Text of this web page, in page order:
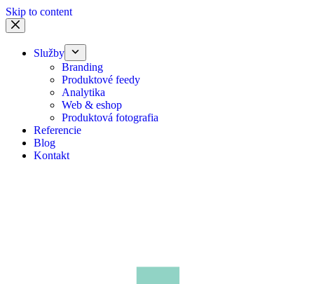
Skip to content
Služby
Branding
Produktové feedy
Analytika
Web & eshop
Produktová fotografia
Referencie
Blog
Kontakt